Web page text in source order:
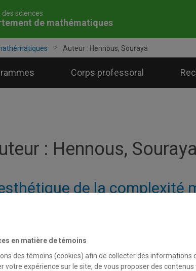
des sciences
de mathématiques
Auteur : Hennous, Souraya
Corps professoral
: Hennous, Souraya
de la complexité
mai au 20 juillet, la Bibliothèque des sciences de
». Cette exposition fait partie des
), qui réunit les chercheuses et
en matière de témoins
des témoins (cookies) afin de collecter des informations
votre expérience sur le site, de vous proposer des contenus